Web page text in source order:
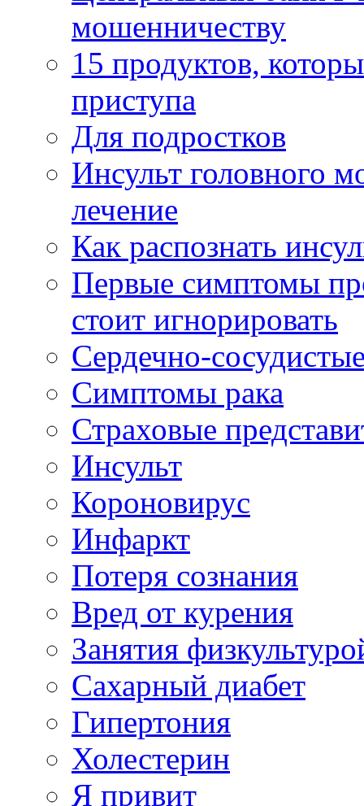
мошенничеству
15 продуктов,
приступа
Для подростков
Инсульт головного
лечение
Как распознать
Первые симптомы
стоит игнорировать
Сердечно-
Симптомы рака
Страховые
Инсульт
Короновирус
Инфаркт
Потеря сознания
Вред от курения
Занятия
Сахарный диабет
Гипертония
Холестерин
Я привит